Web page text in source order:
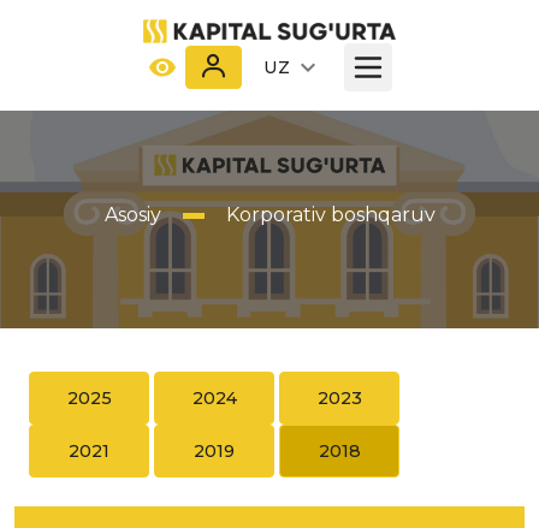
UZ
Asosiy Korporativ boshqaruv
2025 2024 2023
2021 2019 2018